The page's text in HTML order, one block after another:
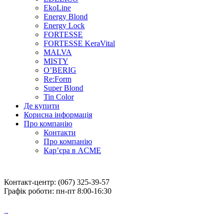
EkoLine
Energy Blond
Energy Lock
FORTESSE
FORTESSE KeraVital
MALVA
MISTY
O’BERIG
Re:Form
Super Blond
Tin Color
Де купити
Корисна інформація
Про компанію
Контакти
Про компанію
Кар’єра в ACME
Контакт-центр: (067) 325-39-57
Графік роботи: пн-пт 8:00-16:30